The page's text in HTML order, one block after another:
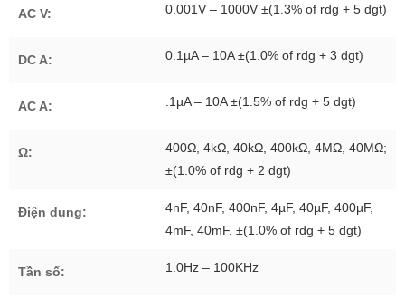
AC V: 0.001V – 1000V ±(1.3% of rdg + 5 dgt)
DC A: 0.1µA – 10A ±(1.0% of rdg + 3 dgt)
AC A: .1µA – 10A ±(1.5% of rdg + 5 dgt)
Ω:
400Ω, 4kΩ, 40kΩ, 400kΩ, 4MΩ, 40MΩ;
±(1.0% of rdg + 2 dgt)
Điện dung:
4nF, 40nF, 400nF, 4µF, 40µF, 400µF,
4mF, 40mF, ±(1.0% of rdg + 5 dgt)
Tần số: 1.0Hz – 100KHz